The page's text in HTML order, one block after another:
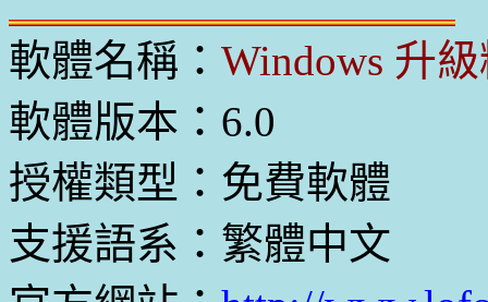
軟體名稱： Windows 升
軟體版本：6.0
授權類型：免費軟體
支援語系：繁體中文